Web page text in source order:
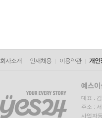
회사소개 인재채용 이용약관 개인
대표 :
주소 :
사업자